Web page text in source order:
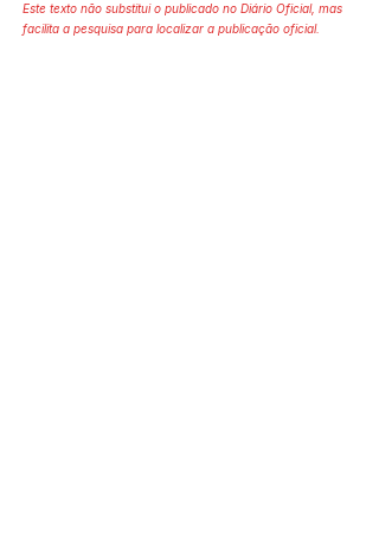
Este texto não substitui o publicado no Diário Oficial, mas
facilita a pesquisa para localizar a publicação oficial.